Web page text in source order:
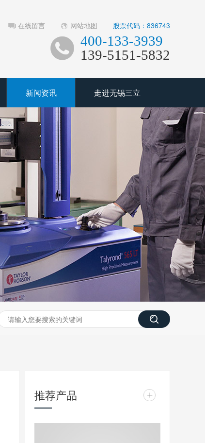
在线留言 网站地图 股票代码：836743
400-133-3939
139-5151-5832
新闻资讯 走进无锡三立
推荐产品 +